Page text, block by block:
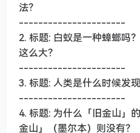
法？
----------------------
2. 标题: 白蚁是一种蟑螂吗
这么大？
----------------------
3. 标题: 人类是什么时候发
----------------------
4. 标题: 为什么「旧金山」
金山」（墨尔本）则没有？